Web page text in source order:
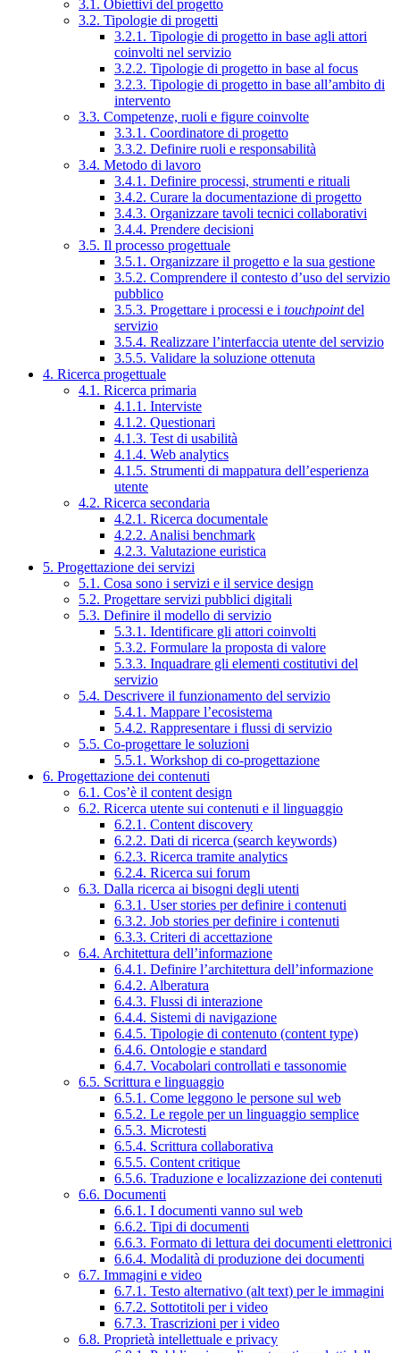
3.1. Obiettivi del progetto
3.2. Tipologie di progetti
3.2.1. Tipologie di progetto in base agli attori
coinvolti nel servizio
3.2.2. Tipologie di progetto in base al focus
3.2.3. Tipologie di progetto in base all’ambito di
intervento
3.3. Competenze, ruoli e figure coinvolte
3.3.1. Coordinatore di progetto
3.3.2. Definire ruoli e responsabilità
3.4. Metodo di lavoro
3.4.1. Definire processi, strumenti e rituali
3.4.2. Curare la documentazione di progetto
3.4.3. Organizzare tavoli tecnici collaborativi
3.4.4. Prendere decisioni
3.5. Il processo progettuale
3.5.1. Organizzare il progetto e la sua gestione
3.5.2. Comprendere il contesto d’uso del servizio
pubblico
3.5.3. Progettare i processi e i touchpointdel
servizio
3.5.4. Realizzare l’interfaccia utente del servizio
3.5.5. Validare la soluzione ottenuta
4. Ricerca progettuale
4.1. Ricerca primaria
4.1.1. Interviste
4.1.2. Questionari
4.1.3. Test di usabilità
4.1.4. Web analytics
4.1.5. Strumenti di mappatura dell’esperienza
utente
4.2. Ricerca secondaria
4.2.1. Ricerca documentale
4.2.2. Analisi benchmark
4.2.3. Valutazione euristica
5. Progettazione dei servizi
5.1. Cosa sono i servizi e il service design
5.2. Progettare servizi pubblici digitali
5.3. Definire il modello di servizio
5.3.1. Identificare gli attori coinvolti
5.3.2. Formulare la proposta di valore
5.3.3. Inquadrare gli elementi costitutivi del
servizio
5.4. Descrivere il funzionamento del servizio
5.4.1. Mappare l’ecosistema
5.4.2. Rappresentare i flussi di servizio
5.5. Co-progettare le soluzioni
5.5.1. Workshop di co-progettazione
6. Progettazione dei contenuti
6.1. Cos’è il content design
6.2. Ricerca utente sui contenuti e il linguaggio
6.2.1. Content discovery
6.2.2. Dati di ricerca (search keywords)
6.2.3. Ricerca tramite analytics
6.2.4. Ricerca sui forum
6.3. Dalla ricerca ai bisogni degli utenti
6.3.1. User stories per definire i contenuti
6.3.2. Job stories per definire i contenuti
6.3.3. Criteri di accettazione
6.4. Architettura dell’informazione
6.4.1. Definire l’architettura dell’informazione
6.4.2. Alberatura
6.4.3. Flussi di interazione
6.4.4. Sistemi di navigazione
6.4.5. Tipologie di contenuto (content type)
6.4.6. Ontologie e standard
6.4.7. Vocabolari controllati e tassonomie
6.5. Scrittura e linguaggio
6.5.1. Come leggono le persone sul web
6.5.2. Le regole per un linguaggio semplice
6.5.3. Microtesti
6.5.4. Scrittura collaborativa
6.5.5. Content critique
6.5.6. Traduzione e localizzazione dei contenuti
6.6. Documenti
6.6.1. I documenti vanno sul web
6.6.2. Tipi di documenti
6.6.3. Formato di lettura dei documenti elettronici
6.6.4. Modalità di produzione dei documenti
6.7. Immagini e video
6.7.1. Testo alternativo (alt text) per le immagini
6.7.2. Sottotitoli per i video
6.7.3. Trascrizioni per i video
6.8. Proprietà intellettuale e privacy